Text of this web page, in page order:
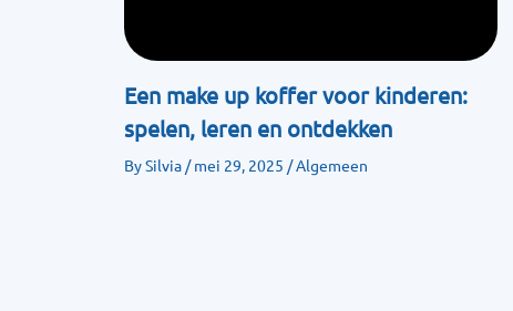
Een make up koffer voor kinderen:
spelen, leren en ontdekken
BySilvia /mei 29, 2025 /Algemeen